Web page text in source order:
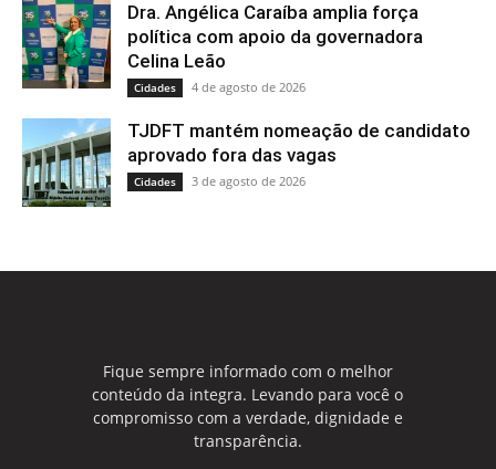
Dra. Angélica Caraíba amplia força
política com apoio da governadora
Celina Leão
Cidades 4 de agosto de 2026
TJDFT mantém nomeação de candidato
aprovado fora das vagas
Cidades 3 de agosto de 2026
Fique sempre informado com o melhor
conteúdo da integra. Levando para você o
compromisso com a verdade, dignidade e
transparência.